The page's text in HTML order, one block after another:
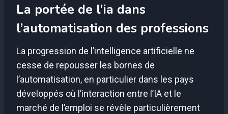
La portée de l’ia dans
l’automatisation des professions
La progression de l’intelligence artificielle ne
cesse de repousser les bornes de
l’automatisation, en particulier dans les pays
développés où l’interaction entre l’IA et le
marché de l’emploi se révèle particulièrement